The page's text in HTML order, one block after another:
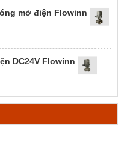
mở điện Flowinn
DC24V Flowinn